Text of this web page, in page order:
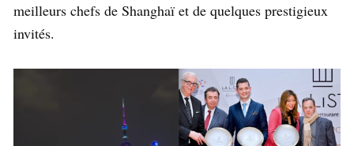
meilleurs chefs de Shanghaï et de quelques prestigieux
invités.